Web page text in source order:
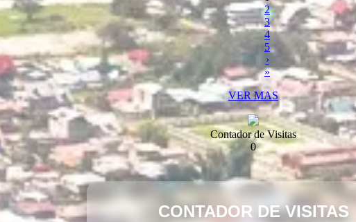
2
3
4
5
›
»
VER MAS
Contador de Visitas
0
CONTADOR DE VISITAS